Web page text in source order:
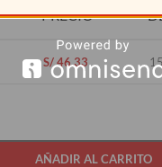
PRECIO
S/46.33
AÑADIR AL CARRITO